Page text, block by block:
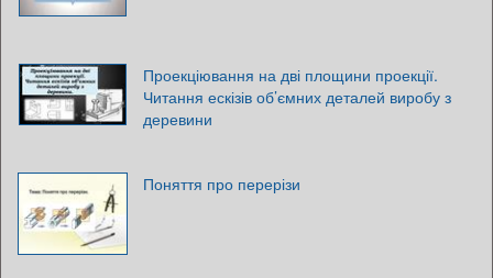
Проекціювання на дві площини проекції.
Читання ескізів об’ємних деталей виробу з
деревини
Поняття про перерізи